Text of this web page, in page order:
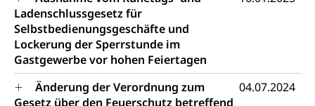
Ladenschlussgesetz für
Selbstbedienungsgeschäfte und
Lockerung der Sperrstunde im
Gastgewerbe vor hohen Feiertagen
Änderung der Verordnung zum
Gesetz über den Feuerschutz betreffend
04.07.2024
Staat und Recht
Gleichstellung von Frau und Mann
Diskriminierung, Gleichstellungsbüro, Mobbing